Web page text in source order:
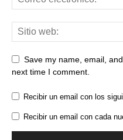
Save my name, email,
next time I comment.
Recibir un email con los
Recibir un email con cada